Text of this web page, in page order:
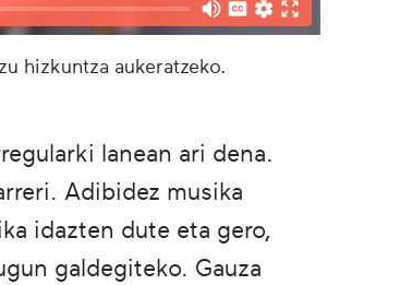
hizkuntza aukeratzeko.
lanean ari dena.
Adibidez musika
idazten dute eta gero,
galdegiteko. Gauza